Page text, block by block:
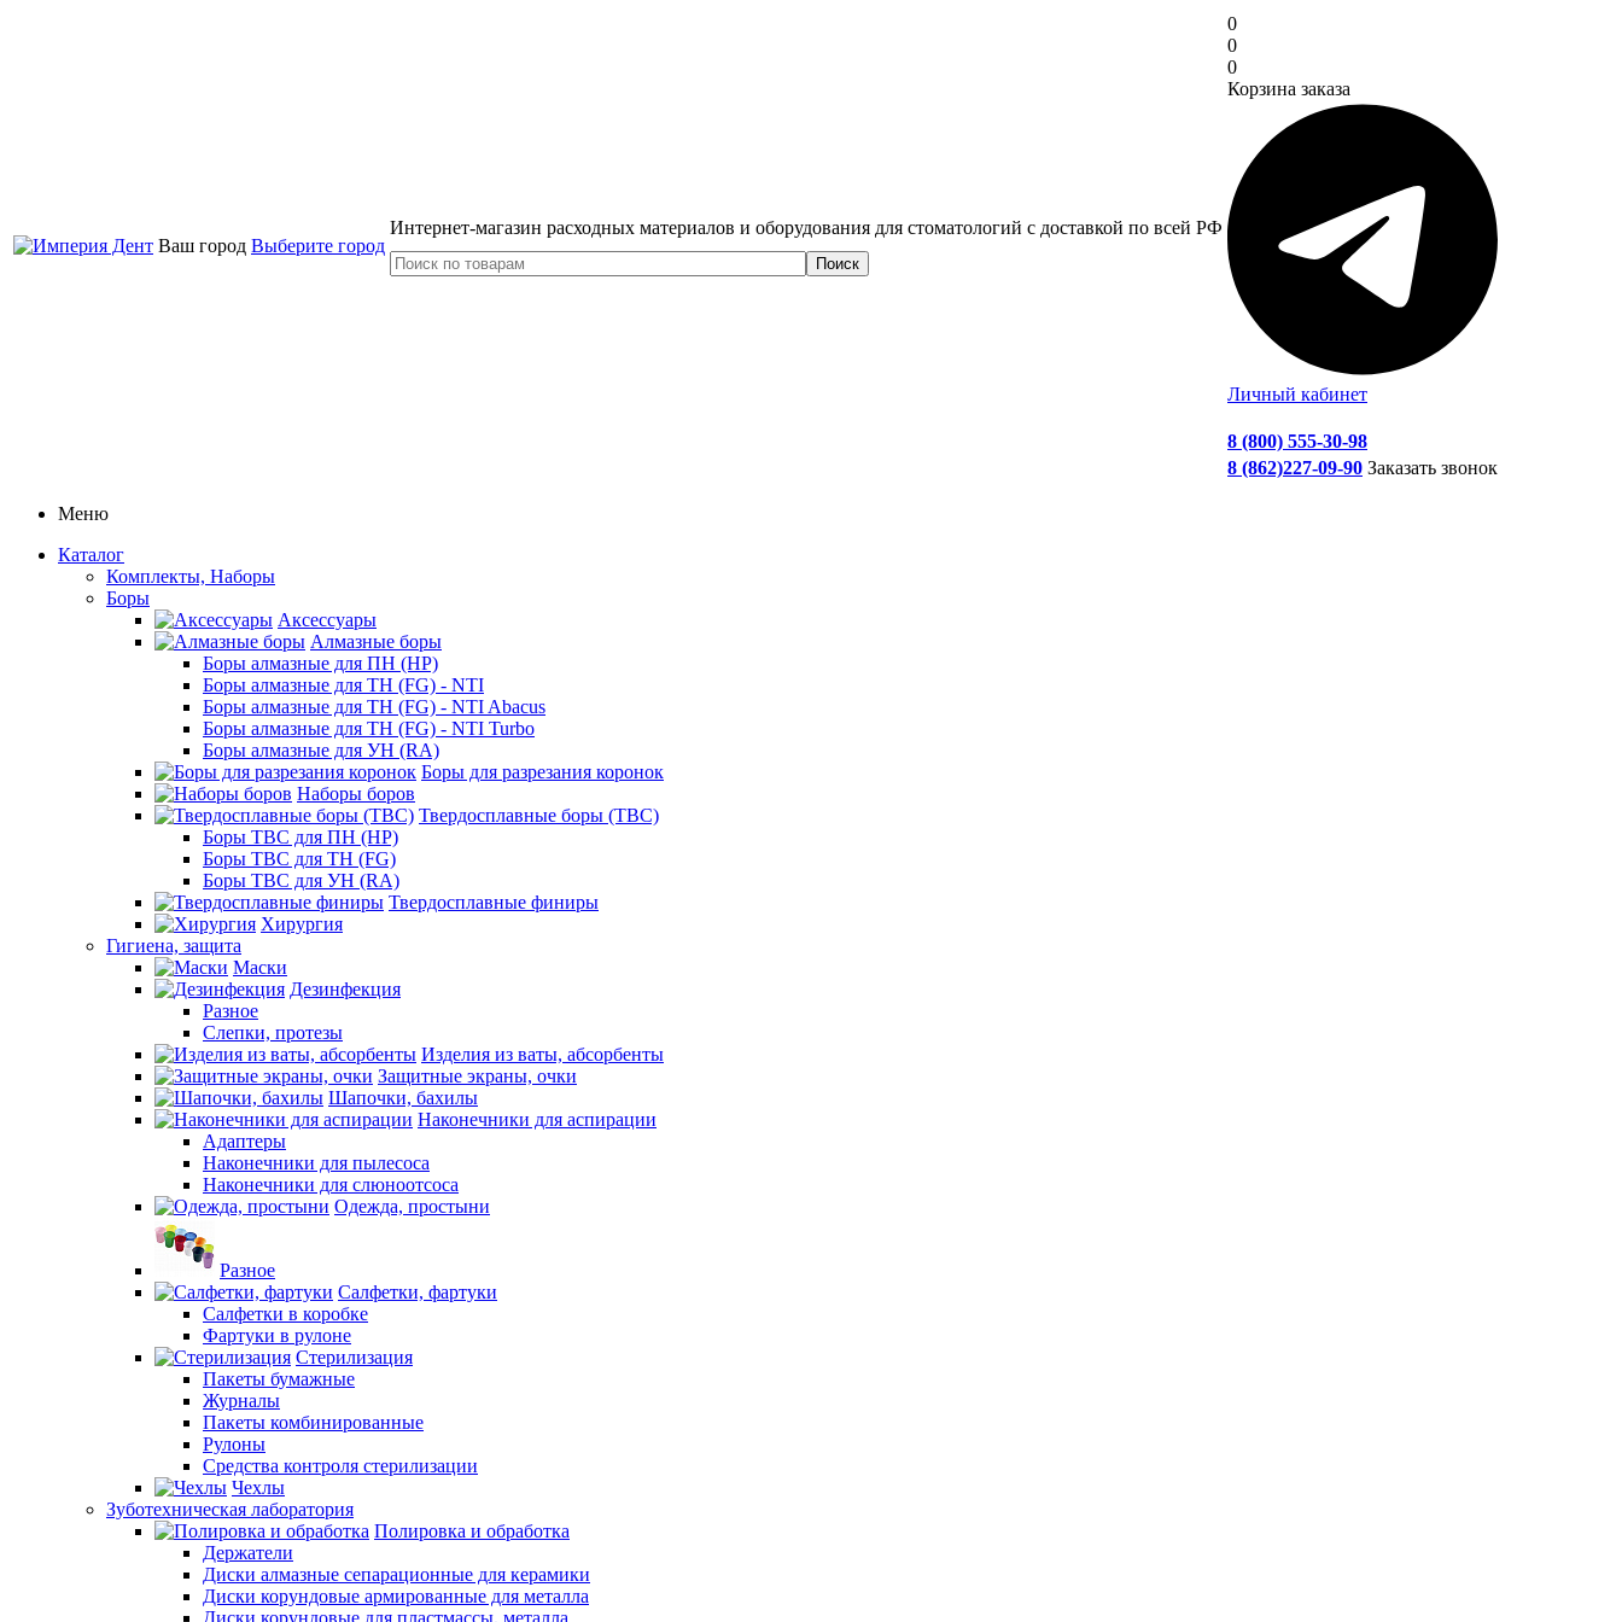
Ваш город Выберите город
Интернет-магазин расходных материалов и оборудования для стоматологий с доставкой по всей РФ
0
0
0
Корзина заказа
Личный кабинет
8 (800) 555-30-98
8 (862)227-09-90 Заказать звонок
Меню
Каталог
Комплекты, Наборы
Боры
Аксессуары
Алмазные боры
Боры алмазные для ПН (HP)
Боры алмазные для ТН (FG) - NTI
Боры алмазные для ТН (FG) - NTI Abacus
Боры алмазные для ТН (FG) - NTI Turbo
Боры алмазные для УН (RA)
Боры для разрезания коронок
Наборы боров
Твердосплавные боры (ТВС)
Боры ТВС для ПН (HP)
Боры ТВС для ТН (FG)
Боры ТВС для УН (RA)
Твердосплавные финиры
Хирургия
Гигиена, защита
Маски
Дезинфекция
Разное
Слепки, протезы
Изделия из ваты, абсорбенты
Защитные экраны, очки
Шапочки, бахилы
Наконечники для аспирации
Адаптеры
Наконечники для пылесоса
Наконечники для слюноотсоса
Одежда, простыни
Разное
Салфетки, фартуки
Салфетки в коробке
Фартуки в рулоне
Стерилизация
Пакеты бумажные
Журналы
Пакеты комбинированные
Рулоны
Средства контроля стерилизации
Чехлы
Зуботехническая лаборатория
Полировка и обработка
Держатели
Диски алмазные сепарационные для керамики
Диски корундовые армированные для металла
Диски корундовые для пластмассы, металла